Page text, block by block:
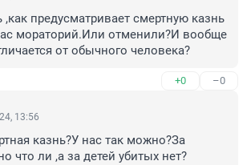
,как предусматривает смертную казнь
мораторий.Или отменили?И вообще
от обычного человека?
+0 –0
13:56
казнь?У нас так можно?За
что ли ,а за детей убитых нет?